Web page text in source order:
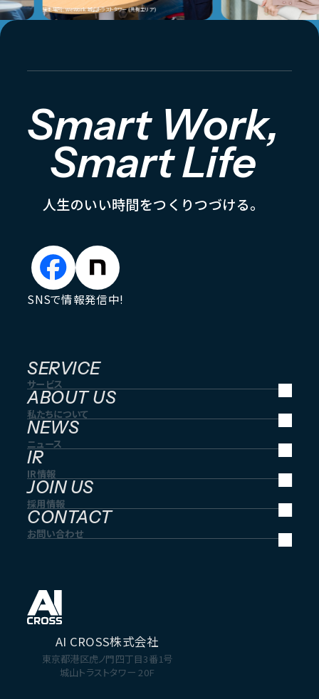
撮影場所: WeWork 城山トラストタワー (共有エリア)
Smart Work,
Smart Life
人生のいい時間をつ く りつづける。
SNSで情報発信中!
SERVICE
サービス
ABOUT US
私たちについて
NEWS
ニュース
IR
IR情報
JOIN US
採用情報
CONTACT
お問い合わせ
AI CROSS株式会社
東京都港区虎ノ門四丁目3番1号
城山トラストタワー 20F